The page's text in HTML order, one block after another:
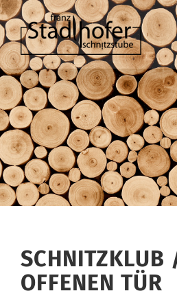
Zum
Inhalt
springen
SCHNITZKLUB
OFFENEN TÜR